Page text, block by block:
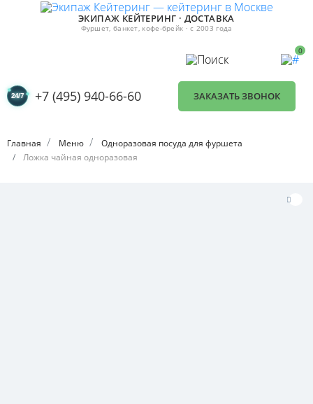
ЭКИПАЖ КЕЙТЕРИНГ · ДОСТАВКА
Фуршет, банкет, кофе-брейк · с 2003 года
0
+7 (495) 940-66-60 ЗАКАЗАТЬ ЗВОНОК
Главная Меню
Одноразовая посуда для фуршета
Ложка чайная одноразовая